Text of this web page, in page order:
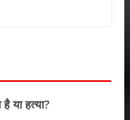
या हत्या?